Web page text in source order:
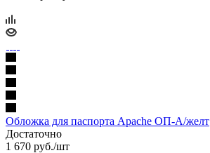
Обложка для паспорта Apache ОП-А/желт
Достаточно
1 670 руб./шт